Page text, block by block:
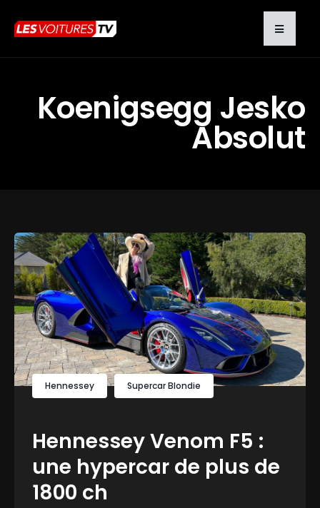
Koenigsegg Jesko
Absolut
Hennessey Supercar Blondie
Hennessey Venom F5 :
une hypercar de plus de
1800 ch